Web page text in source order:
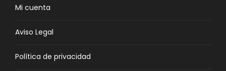
Mi cuenta
Aviso Legal
Política de privacidad